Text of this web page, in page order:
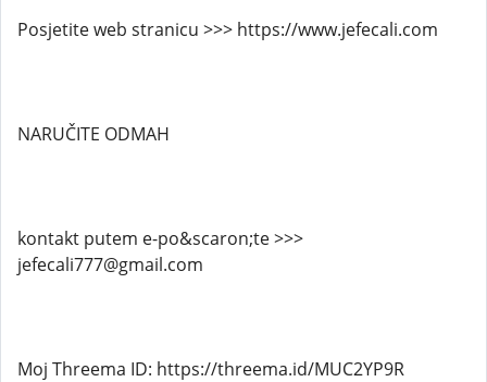
Posjetite web stranicu >>> https://www.jefecali.com
NARUČITE ODMAH
kontakt putem e-po&scaron;te >>>
jefecali777@gmail.com
Moj Threema ID: https://threema.id/MUC2YP9R